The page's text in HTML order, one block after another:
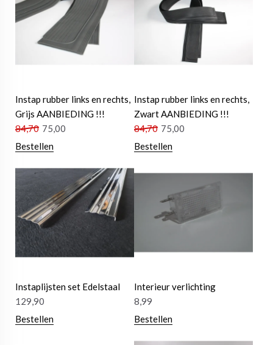
Instap rubber links en rechts,
Grijs AANBIEDING !!!
84,70 75,00
Bestellen
Instap rubber links en rechts,
Zwart AANBIEDING !!!
84,70 75,00
Bestellen
Instaplijsten set Edelstaal
129,90
Bestellen
Interieur verlichting
8,99
Bestellen